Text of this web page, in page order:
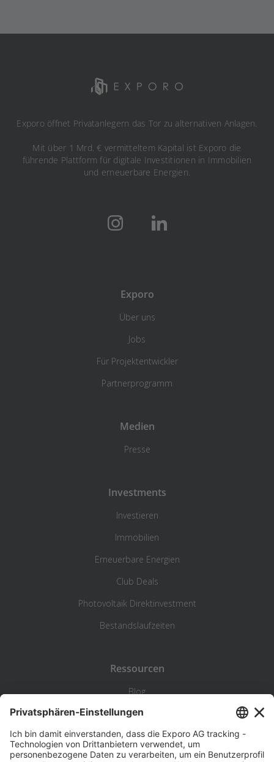
Exporo öffnet Privatanlegern das Tor zu alternativen Anlagen.
Mit über 1 Mrd. € vermitteltem Kapital ist Exporo die
führende Plattform für digitale Investitionen in Immobilien
und erneuerbare Energien.
Exporo
Über uns
Jobs
Für Projektentwickler
Partnerprogramm
Medien
Presse
Investments
Investieren
Immobilien
Erneuerbare Energien
Club Deals
Photovoltaik Direktinvestment
Bestandslaufzeiten
Ressourcen
Blog
Statistik
Wiki
Standortanalyse